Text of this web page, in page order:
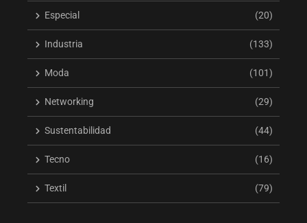
Especial (20)
Industria (133)
Moda (101)
Networking (29)
Sustentabilidad (44)
Tecno (16)
Textil (79)